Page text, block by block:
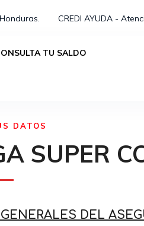
CREDI AYUDA -
TU SALDO
DATOS
SUPER
DEL